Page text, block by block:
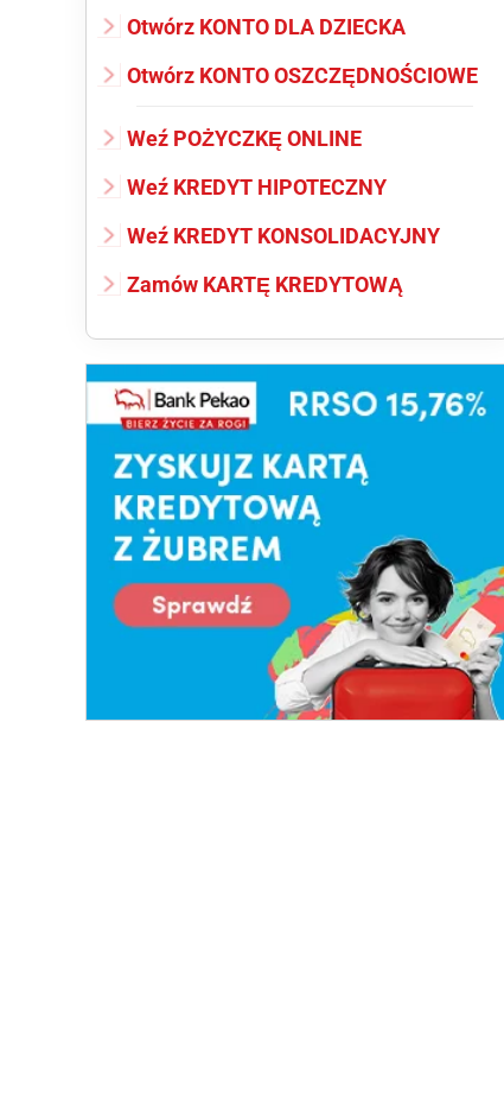
Otwórz KONTO DLA DZIECKA
Otwórz KONTO OSZCZĘDNOŚCIOWE
Weź POŻYCZKĘ ONLINE
Weź KREDYT HIPOTECZNY
Weź KREDYT KONSOLIDACYJNY
Zamów KARTĘ KREDYTOWĄ